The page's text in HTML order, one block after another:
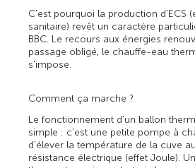
C'est pourquoi la production d'ECS
sanitaire) revêt un caractère
BBC. Le recours aux énergies
passage obligé, le chauffe-eau
s'impose.
Comment ça marche ?
Le fonctionnement d'un ballon
simple : c'est une petite pompe à
d'élever la température de la cuve
résistance électrique (effet Joule).